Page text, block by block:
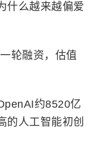
什么越来越偏爱
轮融资，估值
约8520亿
的人工智能初创